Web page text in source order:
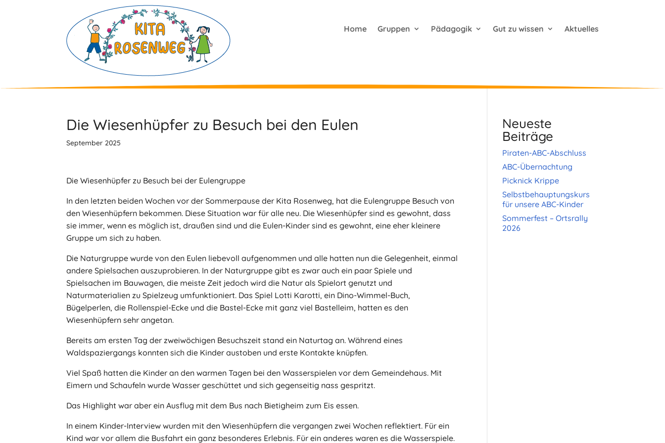
Home Gruppen Pädagogik Gut zu wissen Aktuelles
Die Wiesenhüpfer zu Besuch bei den Eulen
September 2025
Die Wiesenhüpfer zu Besuch bei der Eulengruppe
In den letzten beiden Wochen vor der Sommerpause der Kita Rosenweg, hat die Eulengruppe Besuch von
den Wiesenhüpfern bekommen. Diese Situation war für alle neu. Die Wiesenhüpfer sind es gewohnt, dass
sie immer, wenn es möglich ist, draußen sind und die Eulen-Kinder sind es gewohnt, eine eher kleinere
Gruppe um sich zu haben.
Die Naturgruppe wurde von den Eulen liebevoll aufgenommen und alle hatten nun die Gelegenheit, einmal
andere Spielsachen auszuprobieren. In der Naturgruppe gibt es zwar auch ein paar Spiele und
Spielsachen im Bauwagen, die meiste Zeit jedoch wird die Natur als Spielort genutzt und
Naturmaterialien zu Spielzeug umfunktioniert. Das Spiel Lotti Karotti, ein Dino-Wimmel-Buch,
Bügelperlen, die Rollenspiel-Ecke und die Bastel-Ecke mit ganz viel Bastelleim, hatten es den
Wiesenhüpfern sehr angetan.
Bereits am ersten Tag der zweiwöchigen Besuchszeit stand ein Naturtag an. Während eines
Waldspaziergangs konnten sich die Kinder austoben und erste Kontakte knüpfen.
Viel Spaß hatten die Kinder an den warmen Tagen bei den Wasserspielen vor dem Gemeindehaus. Mit
Eimern und Schaufeln wurde Wasser geschüttet und sich gegenseitig nass gespritzt.
Das Highlight war aber ein Ausflug mit dem Bus nach Bietigheim zum Eis essen.
In einem Kinder-Interview wurden mit den Wiesenhüpfern die vergangen zwei Wochen reflektiert. Für ein
Kind war vor allem die Busfahrt ein ganz besonderes Erlebnis. Für ein anderes waren es die Wasserspiele.
Neueste
Beiträge
Piraten-ABC-Abschluss
ABC-Übernachtung
Picknick Krippe
Selbstbehauptungskurs
für unsere ABC-Kinder
Sommerfest – Ortsrally
2026